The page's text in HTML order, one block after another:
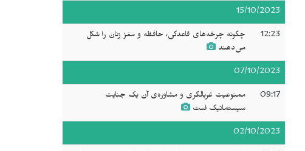
15/10/2023
12:23
چگونه چرخه‌های قاعدگی، حافظه و مغز زنان را شکل
می‌دهند
07/10/2023
09:17
ممنوعیت غربالگری و مشاورەی آن یک جنایت
سیستماتیک است
02/10/2023